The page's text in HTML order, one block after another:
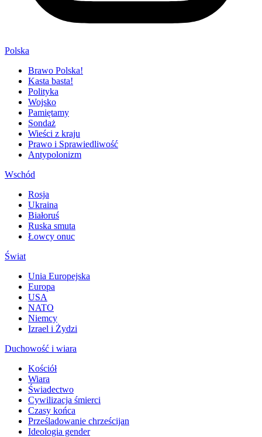
Polska
Brawo Polska!
Kasta basta!
Polityka
Wojsko
Pamiętamy
Sondaż
Wieści z kraju
Prawo i Sprawiedliwość
Antypolonizm
Wschód
Rosja
Ukraina
Białoruś
Ruska smuta
Łowcy onuc
Świat
Unia Europejska
Europa
USA
NATO
Niemcy
Izrael i Żydzi
Duchowość i wiara
Kościół
Wiara
Świadectwo
Cywilizacja śmierci
Czasy końca
Prześladowanie chrześcijan
Ideologia gender